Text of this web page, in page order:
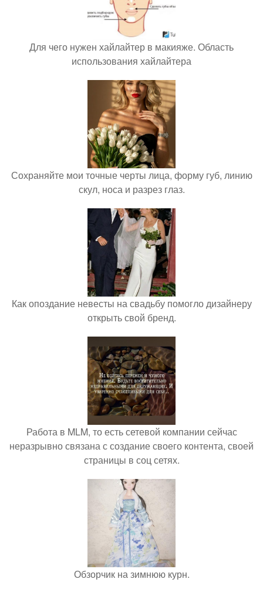
Для чего нужен хайлайтер в макияже. Область
использования хайлайтера
Сохраняйте мои точные черты лица, форму губ, линию
скул, носа и разрез глаз.
Как опоздание невесты на свадьбу помогло дизайнеру
открыть свой бренд.
Работа в MLM, то есть сетевой компании сейчас
неразрывно связана с создание своего контента, своей
страницы в соц сетях.
Обзорчик на зимнюю курн.